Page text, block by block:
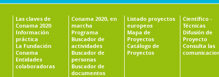
Las claves de
Conama 2020
Información
práctica
La Fundación
Conama
Entidades
colaboradoras
Conama 2020, en
marcha
Programa
Buscador de
actividades
Buscador de
personas
Buscador de
documentos
Listado proyectos
europeos
Mapa de
Proyectos
Catálogo de
Proyectos
Científico -
Técnicas
Difusión de
Proyecto
Consulta las